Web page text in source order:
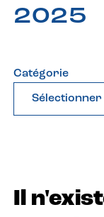
2025
Catégorie
Sélectionner
Il